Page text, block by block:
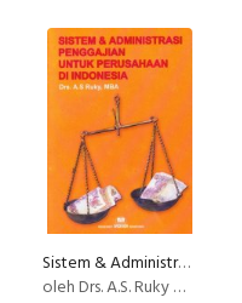
Sistem & Administrasi Penggajian Perusahaan Di Indonesia
oleh Drs. A.S. Ruky MBA